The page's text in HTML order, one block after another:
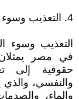
4. التعذيب وسوء معاملة المعتقلين
التعذيب وسوء
في مصر
حقوقية إلى
والنفسي،
والماء،